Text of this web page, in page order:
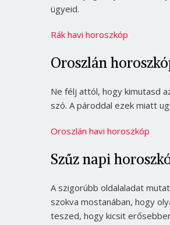
ügyeid.
Rák havi horoszkóp
Oroszlán
Ne félj attól, hogy kimutasd
szó. A pároddal ezek miatt
Oroszlán havi horoszkóp
Szűz napi
A szigorúbb oldalaladat
szokva mostanában, hogy
teszed, hogy kicsit